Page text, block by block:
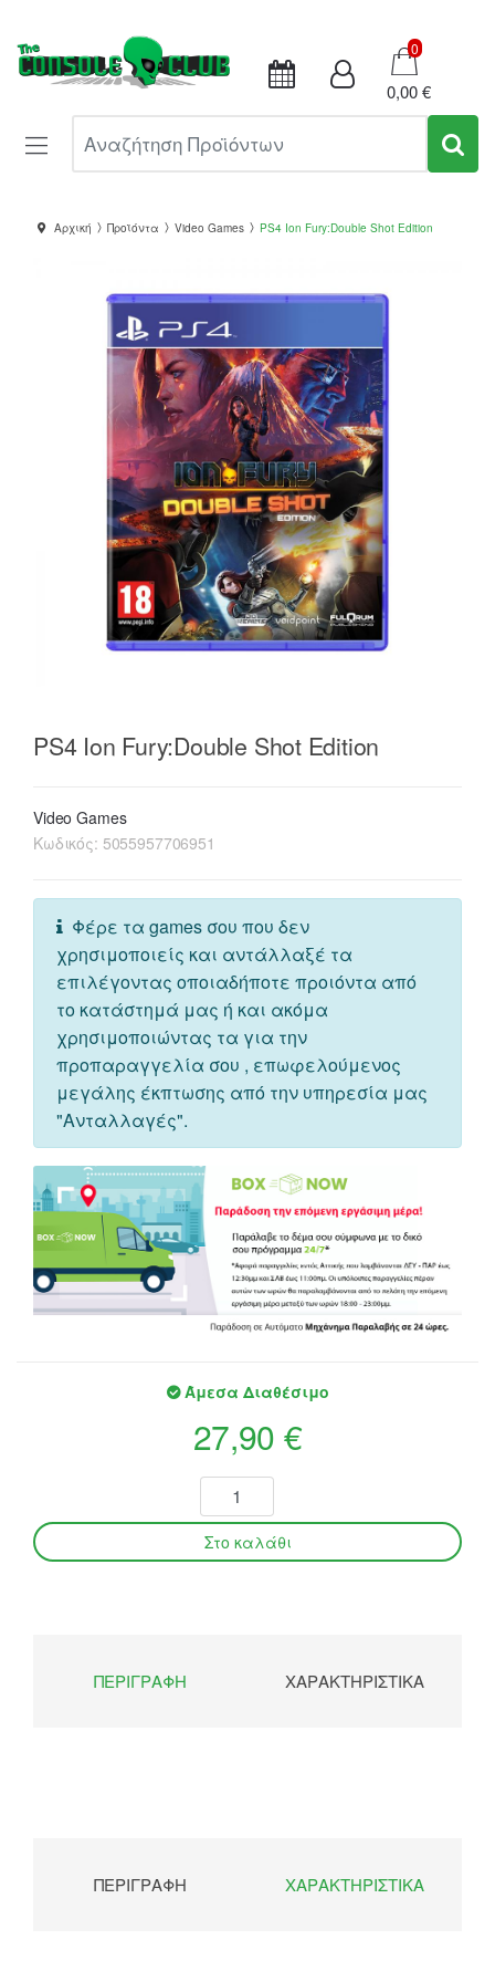
Καλάθι
0
0,00 €
Αρχική Προϊόντα Video Games PS4 Ion Fury:Double Shot Edition
PS4 Ion Fury:Double Shot Edition
Video Games
Κωδικός: 5055957706951
Φέρε τα games σου που δεν
χρησιμοποιείς και αντάλλαξέ τα
επιλέγοντας οποιαδήποτε προιόντα από
το κατάστημά μας ή και ακόμα
χρησιμοποιώντας τα για την
προπαραγγελία σου , επωφελούμενος
μεγάλης έκπτωσης από την υπηρεσία μας
"Ανταλλαγές".
Άμεσα Διαθέσιμο
27,90 €
ΠΕΡΙΓΡΑΦΉ ΧΑΡΑΚΤΗΡΙΣΤΙΚΆ
ΠΕΡΙΓΡΑΦΉ ΧΑΡΑΚΤΗΡΙΣΤΙΚΆ